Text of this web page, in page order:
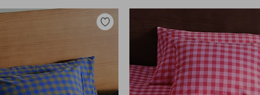
Lisää